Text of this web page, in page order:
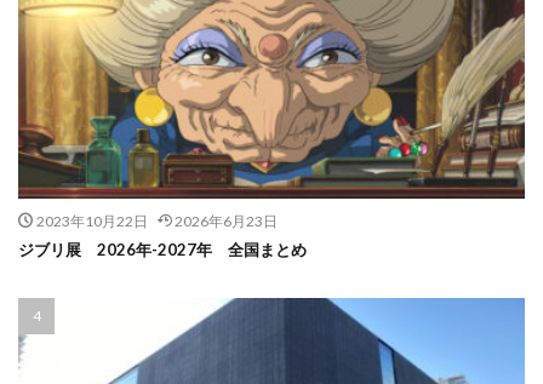
2023年10月22日 2026年6月23日
ジブリ展 2026年-2027年 全国まとめ